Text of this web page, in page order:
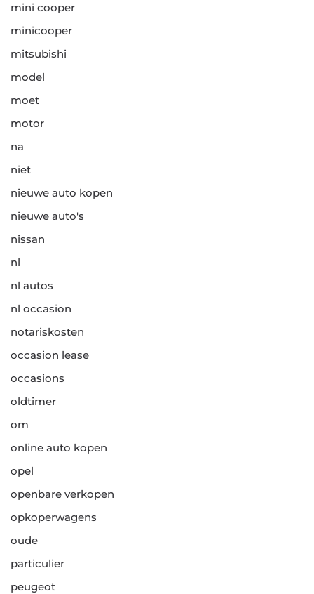
mini cooper
minicooper
mitsubishi
model
moet
motor
na
niet
nieuwe auto kopen
nieuwe auto's
nissan
nl
nl autos
nl occasion
notariskosten
occasion lease
occasions
oldtimer
om
online auto kopen
opel
openbare verkopen
opkoperwagens
oude
particulier
peugeot